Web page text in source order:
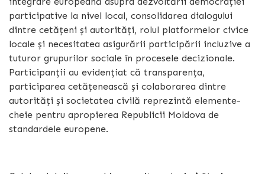
participative la nivel local, consolidarea dialogului
dintre cetățeni și autorități, rolul platformelor civice
locale și necesitatea asigurării participării incluzive a
tuturor grupurilor sociale în procesele decizionale.
Participanții au evidențiat că transparența,
participarea cetățenească și colaborarea dintre
autorități și societatea civilă reprezintă elemente-
cheie pentru apropierea Republicii Moldova de
standardele europene.